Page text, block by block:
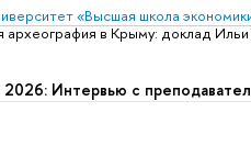
«Высшая школа
археография в Крыму: доклад
Интервью с